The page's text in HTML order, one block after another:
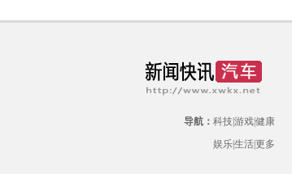
导航： 科技游戏健康
娱乐生活更多